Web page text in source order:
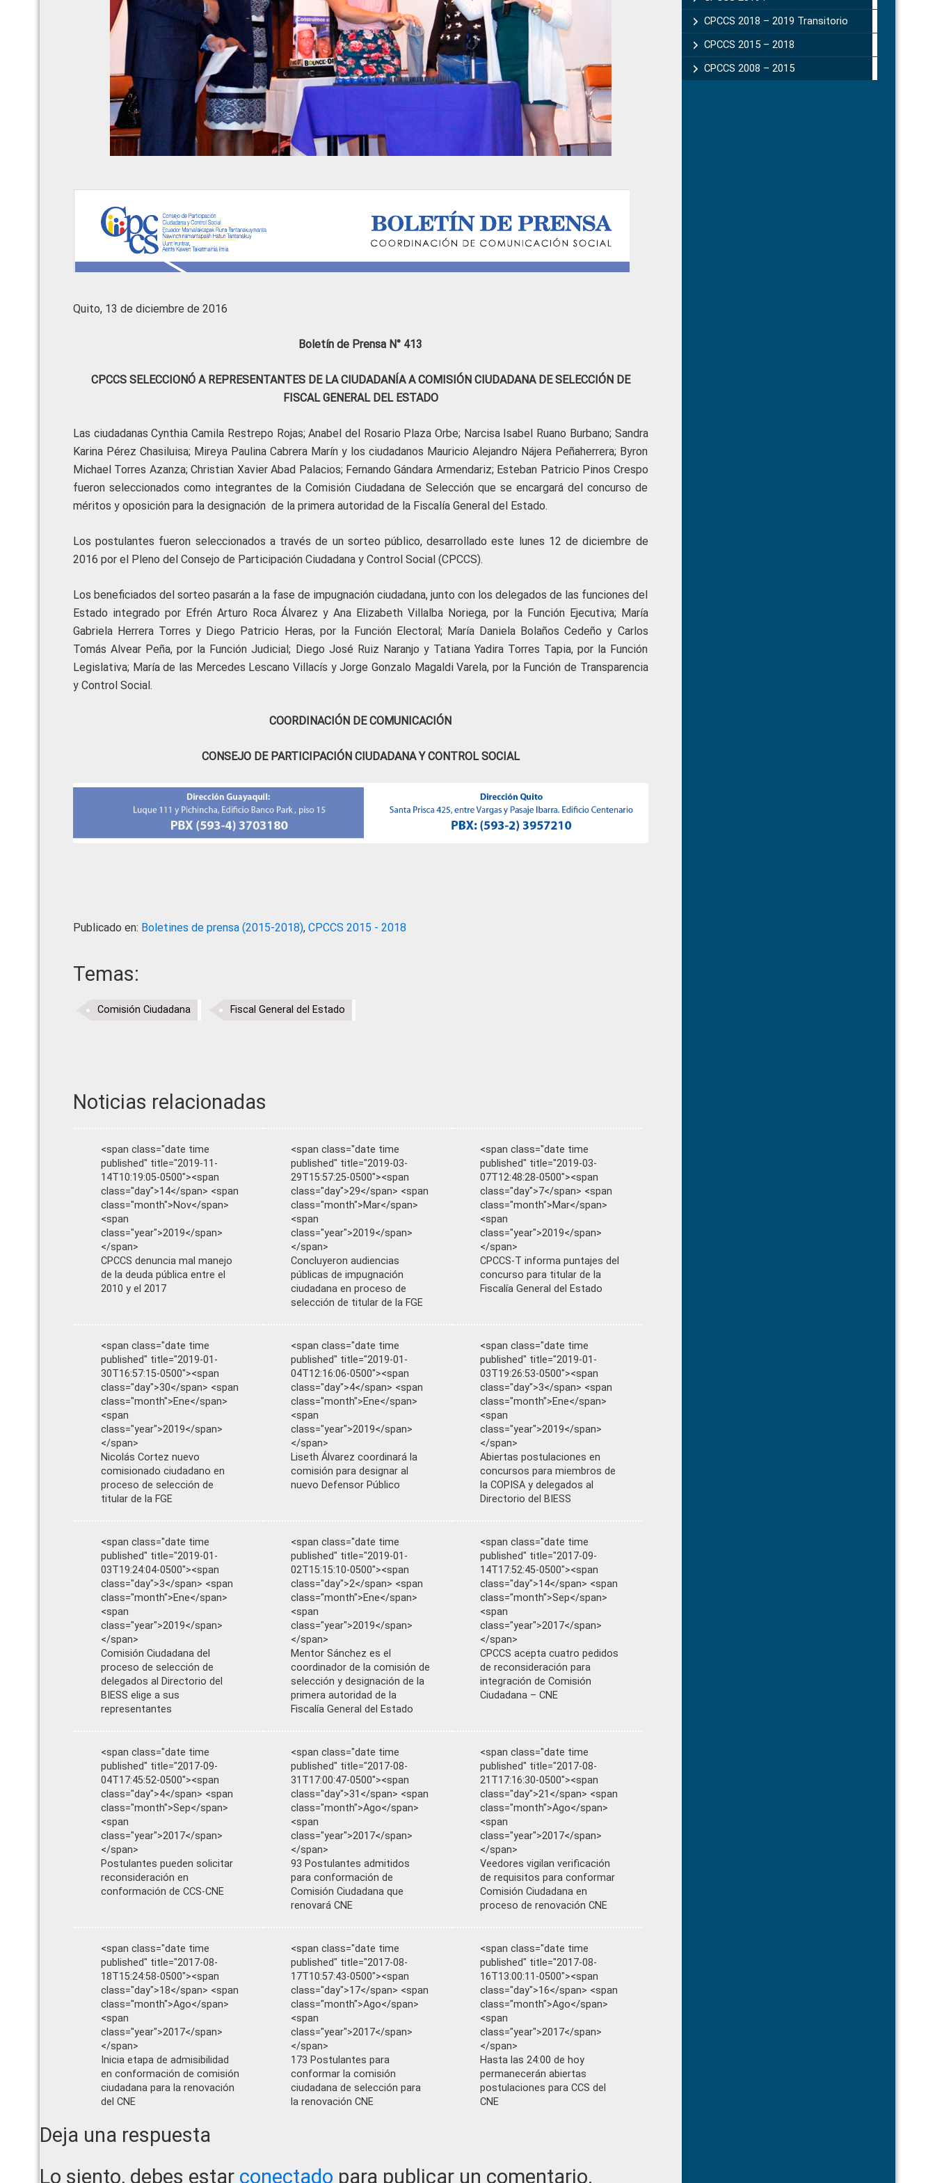
Quito, 13 de diciembre de 2016
Boletín de Prensa N° 413
CPCCS SELECCIONÓ A REPRESENTANTES DE LA CIUDADANÍA A COMISIÓN CIUDADANA DE SELECCIÓN DE
FISCAL GENERAL DEL ESTADO
Las ciudadanas Cynthia Camila Restrepo Rojas; Anabel del Rosario Plaza Orbe; Narcisa Isabel Ruano Burbano; Sandra
Karina Pérez Chasiluisa; Mireya Paulina Cabrera Marín y los ciudadanos Mauricio Alejandro Nájera Peñaherrera; Byron
Michael Torres Azanza; Christian Xavier Abad Palacios; Fernando Gándara Armendariz; Esteban Patricio Pinos Crespo
fueron seleccionados como integrantes de la Comisión Ciudadana de Selección que se encargará del concurso de
méritos y oposición para la designación de la primera autoridad de la Fiscalía General del Estado.
Los postulantes fueron seleccionados a través de un sorteo público, desarrollado este lunes 12 de diciembre de
2016 por el Pleno del Consejo de Participación Ciudadana y Control Social (CPCCS).
Los beneficiados del sorteo pasarán a la fase de impugnación ciudadana, junto con los delegados de las funciones del
Estado integrado por Efrén Arturo Roca Álvarez y Ana Elizabeth Villalba Noriega, por la Función Ejecutiva; María
Gabriela Herrera Torres y Diego Patricio Heras, por la Función Electoral; María Daniela Bolaños Cedeño y Carlos
Tomás Alvear Peña, por la Función Judicial; Diego José Ruiz Naranjo y Tatiana Yadira Torres Tapia, por la Función
Legislativa; María de las Mercedes Lescano Villacís y Jorge Gonzalo Magaldi Varela, por la Función de Transparencia
y Control Social.
COORDINACIÓN DE COMUNICACIÓN
CONSEJO DE PARTICIPACIÓN CIUDADANA Y CONTROL SOCIAL
Publicado en: Boletines de prensa (2015-2018), CPCCS 2015 - 2018
Temas:
Comisión Ciudadana Fiscal General del Estado
Noticias relacionadas
<span class="date time
published" title="2019-11-
14T10:19:05-0500"><span
class="day">14</span> <span
class="month">Nov</span>
<span
class="year">2019</span>
</span>
CPCCS denuncia mal manejo
de la deuda pública entre el
2010 y el 2017
<span class="date time
published" title="2019-03-
29T15:57:25-0500"><span
class="day">29</span> <span
class="month">Mar</span>
<span
class="year">2019</span>
</span>
Concluyeron audiencias
públicas de impugnación
ciudadana en proceso de
selección de titular de la FGE
<span class="date time
published" title="2019-03-
07T12:48:28-0500"><span
class="day">7</span> <span
class="month">Mar</span>
<span
class="year">2019</span>
</span>
CPCCS-T informa puntajes del
concurso para titular de la
Fiscalía General del Estado
<span class="date time
published" title="2019-01-
30T16:57:15-0500"><span
class="day">30</span> <span
class="month">Ene</span>
<span
class="year">2019</span>
</span>
Nicolás Cortez nuevo
comisionado ciudadano en
proceso de selección de
titular de la FGE
<span class="date time
published" title="2019-01-
04T12:16:06-0500"><span
class="day">4</span> <span
class="month">Ene</span>
<span
class="year">2019</span>
</span>
Liseth Álvarez coordinará la
comisión para designar al
nuevo Defensor Público
<span class="date time
published" title="2019-01-
03T19:26:53-0500"><span
class="day">3</span> <span
class="month">Ene</span>
<span
class="year">2019</span>
</span>
Abiertas postulaciones en
concursos para miembros de
la COPISA y delegados al
Directorio del BIESS
<span class="date time
published" title="2019-01-
03T19:24:04-0500"><span
class="day">3</span> <span
class="month">Ene</span>
<span
class="year">2019</span>
</span>
Comisión Ciudadana del
proceso de selección de
delegados al Directorio del
BIESS elige a sus
representantes
<span class="date time
published" title="2019-01-
02T15:15:10-0500"><span
class="day">2</span> <span
class="month">Ene</span>
<span
class="year">2019</span>
</span>
Mentor Sánchez es el
coordinador de la comisión de
selección y designación de la
primera autoridad de la
Fiscalía General del Estado
<span class="date time
published" title="2017-09-
14T17:52:45-0500"><span
class="day">14</span> <span
class="month">Sep</span>
<span
class="year">2017</span>
</span>
CPCCS acepta cuatro pedidos
de reconsideración para
integración de Comisión
Ciudadana – CNE
<span class="date time
published" title="2017-09-
04T17:45:52-0500"><span
class="day">4</span> <span
class="month">Sep</span>
<span
class="year">2017</span>
</span>
Postulantes pueden solicitar
reconsideración en
conformación de CCS-CNE
<span class="date time
published" title="2017-08-
31T17:00:47-0500"><span
class="day">31</span> <span
class="month">Ago</span>
<span
class="year">2017</span>
</span>
93 Postulantes admitidos
para conformación de
Comisión Ciudadana que
renovará CNE
<span class="date time
published" title="2017-08-
21T17:16:30-0500"><span
class="day">21</span> <span
class="month">Ago</span>
<span
class="year">2017</span>
</span>
Veedores vigilan verificación
de requisitos para conformar
Comisión Ciudadana en
proceso de renovación CNE
<span class="date time
published" title="2017-08-
18T15:24:58-0500"><span
class="day">18</span> <span
class="month">Ago</span>
<span
class="year">2017</span>
</span>
Inicia etapa de admisibilidad
en conformación de comisión
ciudadana para la renovación
del CNE
<span class="date time
published" title="2017-08-
17T10:57:43-0500"><span
class="day">17</span> <span
class="month">Ago</span>
<span
class="year">2017</span>
</span>
173 Postulantes para
conformar la comisión
ciudadana de selección para
la renovación CNE
<span class="date time
published" title="2017-08-
16T13:00:11-0500"><span
class="day">16</span> <span
class="month">Ago</span>
<span
class="year">2017</span>
</span>
Hasta las 24:00 de hoy
permanecerán abiertas
postulaciones para CCS del
CNE
Reader
Interactions
Deja una respuesta
Lo siento, debes estar conectado para publicar un comentario.
CPCCS 2018 – 2019 Transitorio
CPCCS 2015 – 2018
CPCCS 2008 – 2015